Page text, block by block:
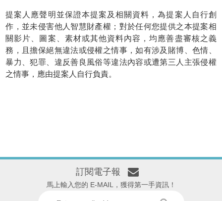
提案人應聲明並保證本提案及相關資料，為提案人自行創
作，並未侵害他人智慧財產權；對於任何您提供之本提案相
關影片、圖案、素材或其他資料內容，均應善盡審核之義
務，且擔保絕無違法或侵權之情事，如有涉及賭博、色情、
暴力、犯罪、違反善良風俗等違法內容或遭第三人主張侵權
之情事，應由提案人自行負責。
訂閱電子報
馬上輸入您的 E-MAIL，獲得第一手資訊！